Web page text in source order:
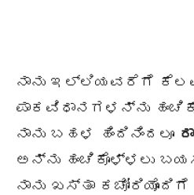
ನಾನು ಇಲ್ಲಿಯವರೆಗೆ
ಪಾಕವಿಧಾನಗಳನ್ನು
ನಾನು ಬಹಳ ಹಿಂದಿನಿಂದಲೂ
ಅನ್ನು ಹಂಚಿಕೊಳ್ಳಲು
ನಾನು ಖಸ್ತಾ